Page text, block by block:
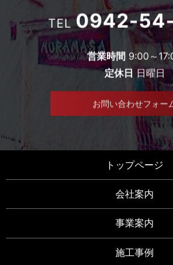
TEL0942-
営業時間 9:00～
定休日日曜日
お問い合わせフォー
トップページ
会社案内
事業案内
施工事例